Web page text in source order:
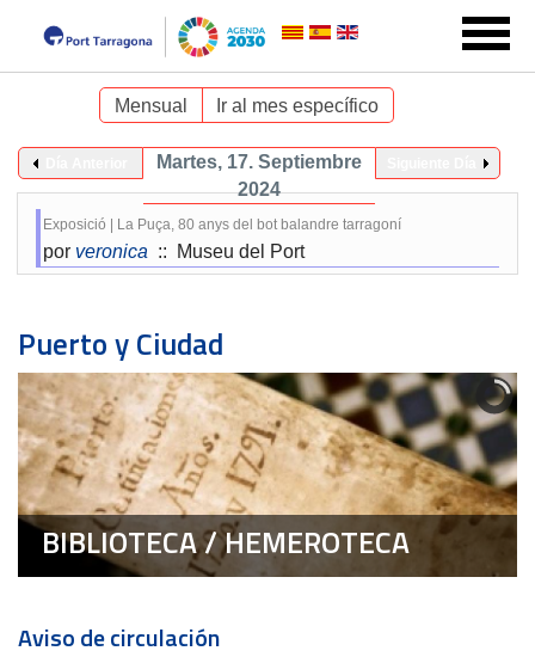
Mensual Ir al mes específico
Martes, 17. Septiembre
2024
Exposició | La Puça, 80 anys del bot balandre tarragoní
por veronica :: Museu del Port
Puerto y Ciudad
BIBLIOTECA / HEMEROTECA
Aviso de circulación